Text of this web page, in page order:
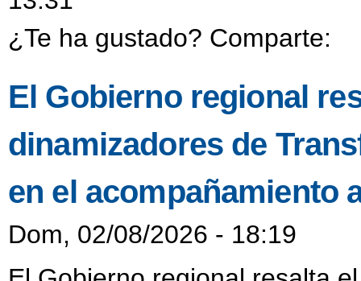
¿Te ha gustado? Comparte:
El Gobierno regional
dinamizadores de
en el acompañamiento
Dom, 02/08/2026 - 18:19